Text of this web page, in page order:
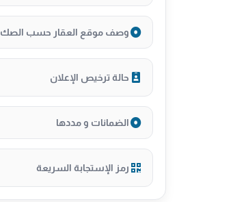
وصف موقع العقار حسب الصك
حالة ترخيص الإعلان
الضمانات و مددها
رمز الإستجابة السريعة